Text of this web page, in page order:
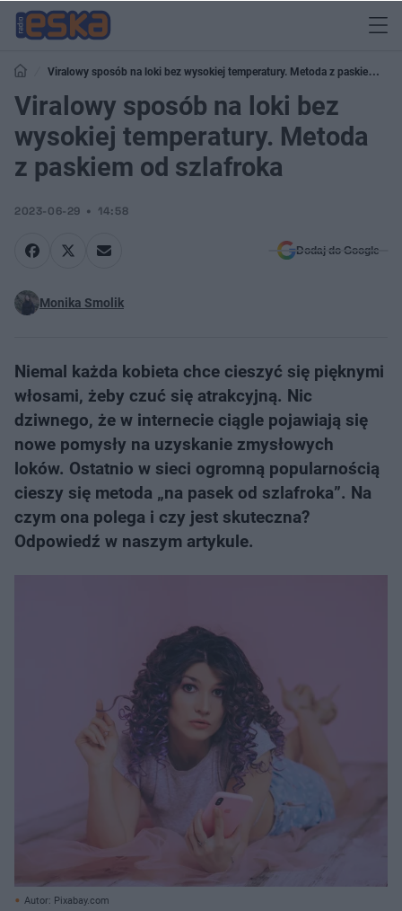
Viralowy sposób na loki bez wysokiej temperatury. Metoda z paskiem od
szlafroka
Viralowy sposób na loki bez
wysokiej temperatury. Metoda
z paskiem od szlafroka
2023-06-29 14:58
Dodaj do Google
Monika Smolik
Niemal każda kobieta chce cieszyć się pięknymi
włosami, żeby czuć się atrakcyjną. Nic
dziwnego, że w internecie ciągle pojawiają się
nowe pomysły na uzyskanie zmysłowych
loków. Ostatnio w sieci ogromną popularnością
cieszy się metoda „na pasek od szlafroka”. Na
czym ona polega i czy jest skuteczna?
Odpowiedź w naszym artykule.
Autor: Pixabay.com